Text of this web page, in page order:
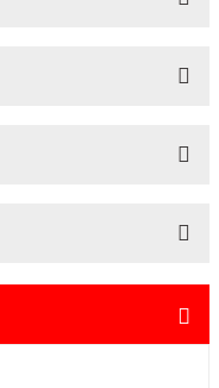
hizmet
geçin.
veya ödemenizin bir
içindeki
Bu garanti,
ve her türlü bakım ve
için her zaman